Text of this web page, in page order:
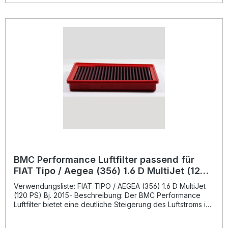
einem einzigen Stück – frei von Schweißnähten, was eine
verwendete Filtergewebe aus hochwertiger Baumwolle ist
mit einem speziellen, dünnflüssigen Öl behandelt, um
Filter zuverlässig vor Oxidation und Einflüssen durch
Benzindämpfe. Damit ist der BMC Performance Luftfilter die
ideale Wahl für alle, die auf Performance, Qualität und
Dauerhaftigkeit setzen. Erhöhter Luftdurchsatz für bessere
lange Lebensdauer Technologie inspiriert aus dem
BMC Performance Luftfilter passend für
FIAT Tipo / Aegea (356) 1.6 D MultiJet (120
PS) Bj. 2015-
Verwendungsliste: FIAT TIPO / AEGEA (356) 1.6 D MultiJet
(120 PS) Bj. 2015- Beschreibung: Der BMC Performance
Luftfilter bietet eine deutliche Steigerung des Luftstroms im